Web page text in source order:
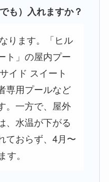
も）入れますか？
ります。「ヒル
ト」の屋内プー
イド スイート
専用プールなど
。一方で、屋外
、水温が下がる
ておらず、4月〜
。